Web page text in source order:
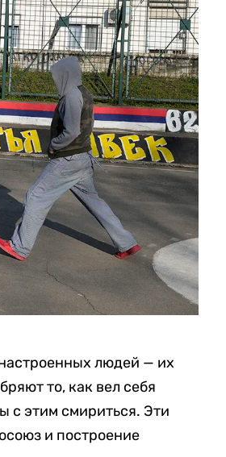
людей — их
то, как вел себя
с этим смириться. Эти
и построение